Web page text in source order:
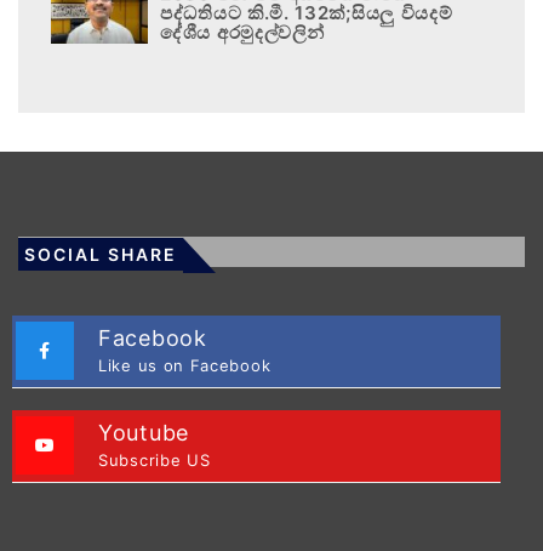
පද්ධතියට කි.මී. 132ක්;සියලු වියදම්
දේශීය අරමුදල්වලින්
SOCIAL SHARE
Facebook
Like us on Facebook
Youtube
Subscribe US